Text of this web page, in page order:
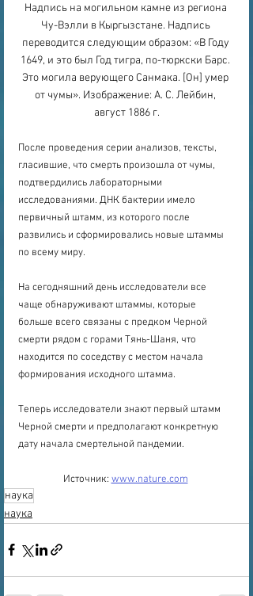
Надпись на могильном камне из региона
Чу-Вэлли в Кыргызстане. Надпись
переводится следующим образом: «В Году
1649, и это был Год тигра, по-тюркски Барс.
Это могила верующего Санмака. [Он] умер
от чумы». Изображение: А. С. Лейбин,
август 1886 г.
После проведения серии анализов, тексты,
гласившие, что смерть произошла от чумы,
подтвердились лабораторными
исследованиями. ДНК бактерии имело
первичный штамм, из которого после
развились и сформировались новые штаммы
по всему миру.
На сегодняшний день исследователи все
чаще обнаруживают штаммы, которые
больше всего связаны с предком Черной
смерти рядом с горами Тянь-Шаня, что
находится по соседству с местом начала
формирования исходного штамма.
Теперь исследователи знают первый штамм
Черной смерти и предполагают конкретную
дату начала смертельной пандемии.
Источник: www.nature.com
наука
наука